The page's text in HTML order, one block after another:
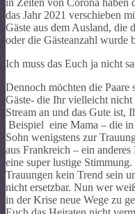
in Zeiten von Corona haben
das Jahr 2021 verschieben
Gäste aus dem Ausland, die
oder die Gästeanzahl wurde
Ich muss das Euch ja nicht
Dennoch möchten die Paare
Gäste- die Ihr vielleicht
Stream an und das Gute ist,
Beispiel eine Mama – die
Sohn wenigstens zur
aus Frankreich – ein
eine super lustige
Trauungen kein Trend sein
nicht ersetzbar. Nun wer
in der Krise neue Wege zu